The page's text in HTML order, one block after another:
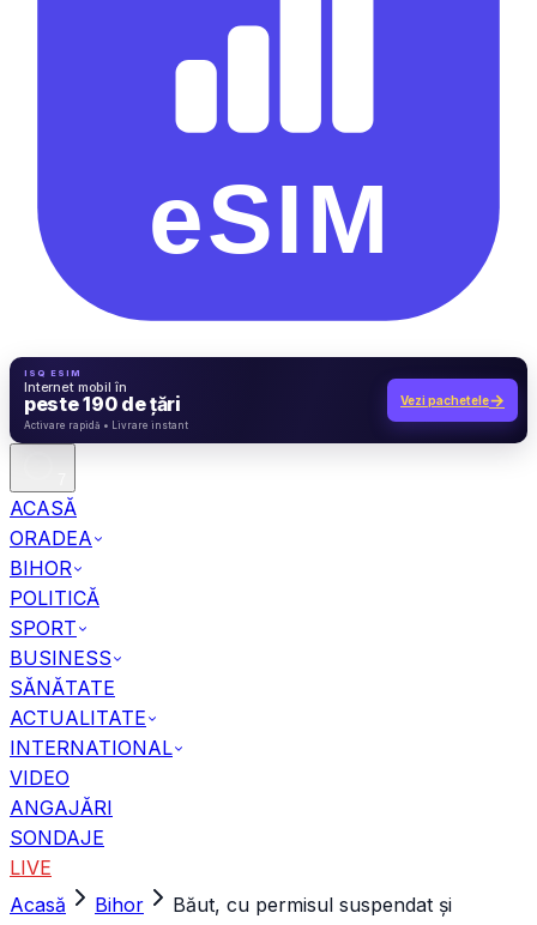
ISQ ESIM
Internet mobil în
peste 190 de țări Vezi pachetele→
ACASĂ
ORADEA
BIHOR
POLITICĂ
SPORT
BUSINESS
SĂNĂTATE
ACTUALITATE
INTERNATIONAL
VIDEO
ANGAJĂRI
SONDAJE
LIVE
Acasă
Bihor
Băut, cu permisul suspendat și